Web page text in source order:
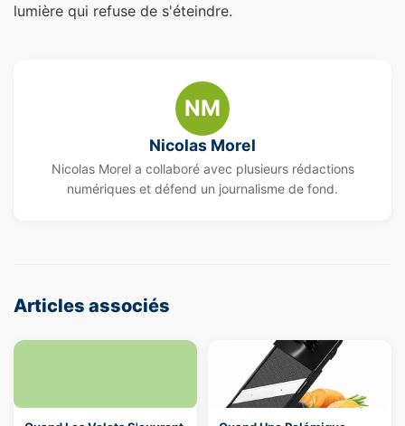
lumière qui refuse de s'éteindre.
NM
Nicolas Morel
Nicolas Morel a collaboré avec plusieurs rédactions
numériques et défend un journalisme de fond.
Articles associés